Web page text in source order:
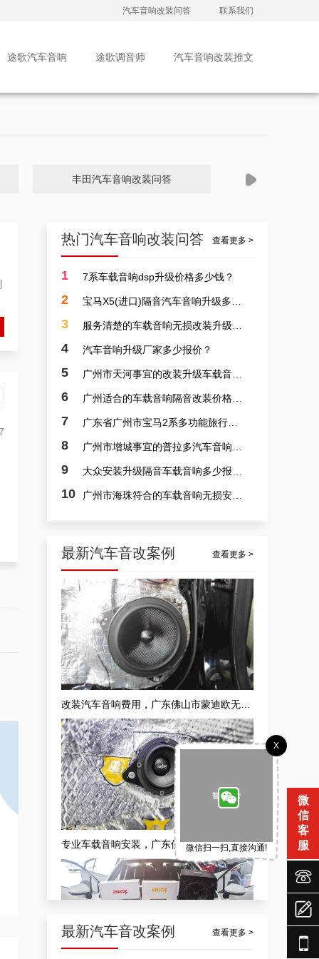
汽车音响改装问答 联系我们
途歌汽车音响 途歌调音师 汽车音响改装推文
丰田汽车音响改装问答
热门汽车音响改装问答 查看更多 >
1 7系车载音响dsp升级价格多少钱？
2
3
4 汽车音响升级厂家多少报价？
5
6
7
8
9
10
最新汽车音改案例 查看更多 >
专业车载音响安装，广东佛山市隔音隔音车载音响安装升级案例
最新汽车音改案例 查看更多 >
微
信
客
服
X
微信扫一扫,直接沟通!



